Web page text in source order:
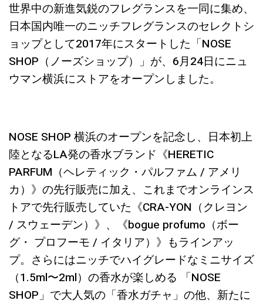
世界中の新進気鋭のフレグランスを一同に集め、
日本国内唯一のニッチフレグランスのセレクトシ
ョップとして2017年にスタートした「NOSE
SHOP（ノーズショップ）」が、6月24日にニュ
ウマン横浜にストアをオープンしました。
NOSE SHOP 横浜のオープンを記念し、日本初上
陸となるLA発の香水ブランド《HERETIC
PARFUM（ヘレティック・パルファム / アメリ
カ）》の先行販売に加え、これまでオンラインス
トアで先行販売していた《CRA-YON（クレヨン
/ スウェーデン）》、《bogue profumo（ボー
グ・ プロフーモ / イタリア）》もラインアッ
プ。さらにはニッチでハイグレードなミニサイズ
（1.5ml〜2ml）の香水が楽しめる 「NOSE
SHOP」で大人気の「香水ガチャ」の他、新たに